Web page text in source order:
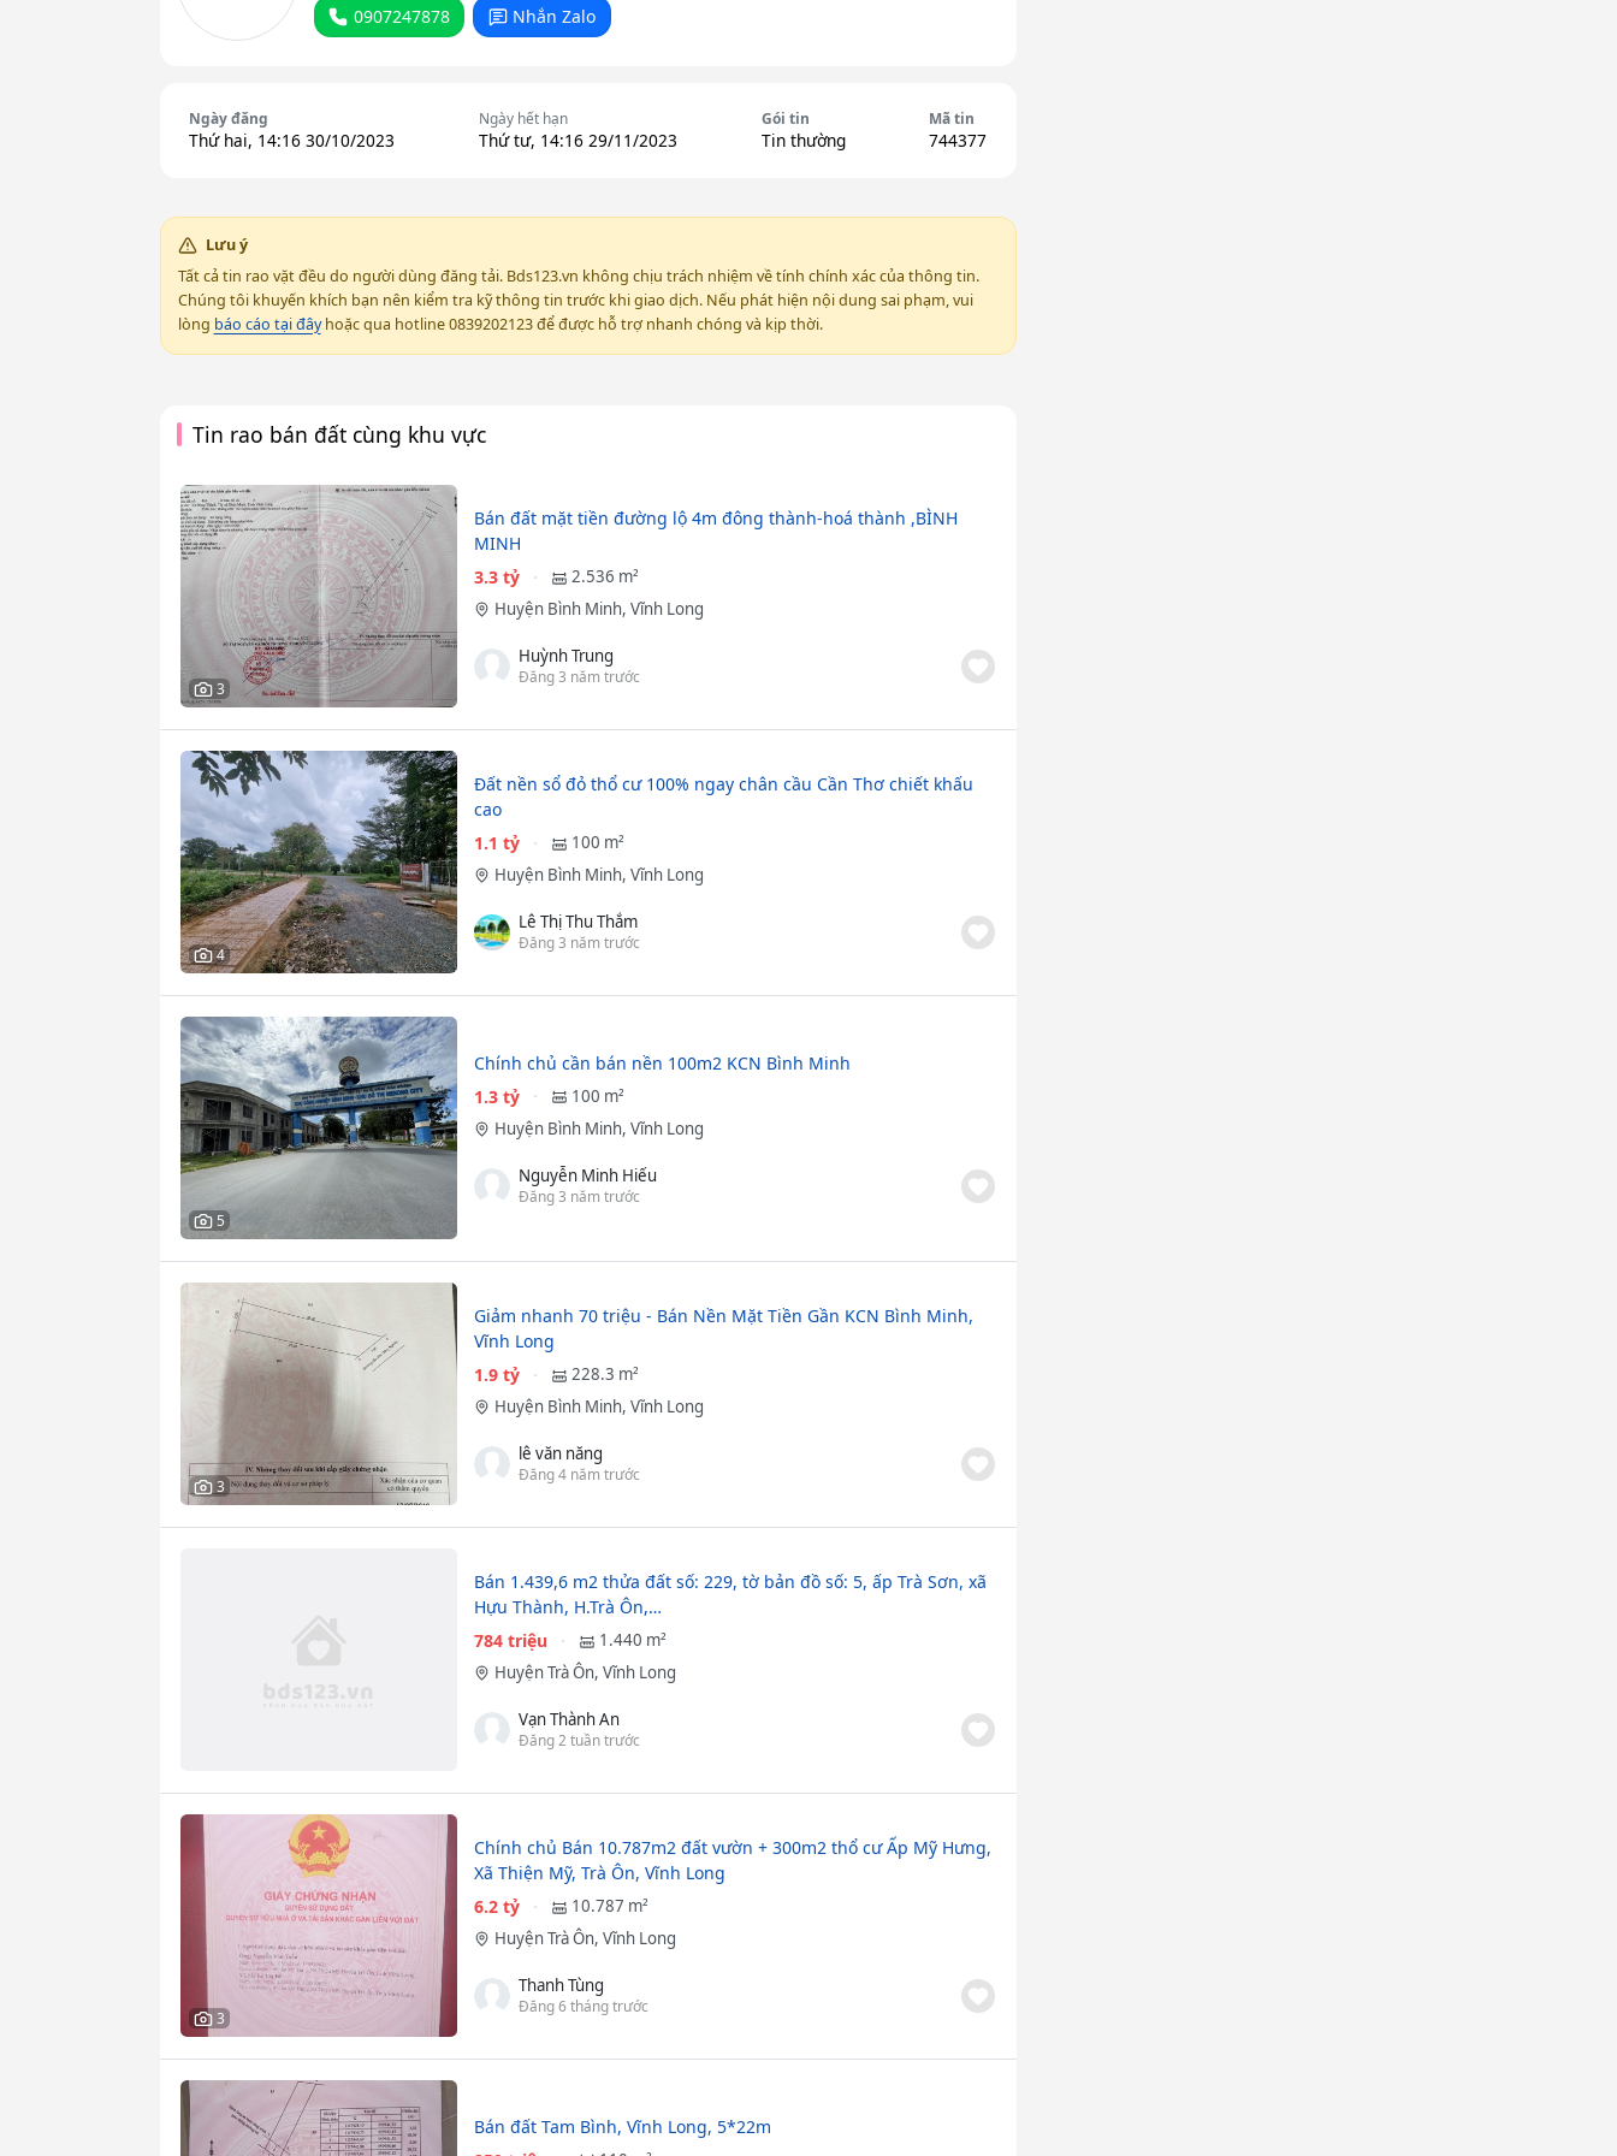
0907247878 Nhắn Zalo
Ngày đăng
Thứ hai, 14:16 30/10/2023
Ngày hết hạn
Thứ tư, 14:16 29/11/2023
Gói tin
Tin thường
Mã tin
744377
Lưu ý
Tất cả tin rao vặt đều do người dùng đăng tải. Bds123.vn không chịu trách nhiệm về tính chính xác của thông tin.
Chúng tôi khuyến khích bạn nên kiểm tra kỹ thông tin trước khi giao dịch. Nếu phát hiện nội dung sai phạm, vui
lòng báo cáo tại đâyhoặc qua hotline 0839202123 để được hỗ trợ nhanh chóng và kịp thời.
Tin rao bán đất cùng khu vực
3
Bán đất mặt tiền đường lộ 4m đông thành-hoá thành ,BÌNH
MINH
3.3 tỷ
2.536 m²
Huyện Bình Minh, Vĩnh Long
Huỳnh Trung
Đăng 3 năm trước
4
Đất nền sổ đỏ thổ cư 100% ngay chân cầu Cần Thơ chiết khấu
cao
1.1 tỷ
100 m²
Huyện Bình Minh, Vĩnh Long
Lê Thị Thu Thắm
Đăng 3 năm trước
5
Chính chủ cần bán nền 100m2 KCN Bình Minh
1.3 tỷ
100 m²
Huyện Bình Minh, Vĩnh Long
Nguyễn Minh Hiếu
Đăng 3 năm trước
3
Giảm nhanh 70 triệu - Bán Nền Mặt Tiền Gần KCN Bình Minh,
Vĩnh Long
1.9 tỷ
228.3 m²
Huyện Bình Minh, Vĩnh Long
lê văn năng
Đăng 4 năm trước
Bán 1.439,6 m2 thửa đất số: 229, tờ bản đồ số: 5, ấp Trà Sơn, xã
Hựu Thành, H.Trà Ôn,…
784 triệu
1.440 m²
Huyện Trà Ôn, Vĩnh Long
Vạn Thành An
Đăng 2 tuần trước
3
Chính chủ Bán 10.787m2 đất vườn + 300m2 thổ cư Ấp Mỹ Hưng,
Xã Thiện Mỹ, Trà Ôn, Vĩnh Long
6.2 tỷ
10.787 m²
Huyện Trà Ôn, Vĩnh Long
Thanh Tùng
Đăng 6 tháng trước
Bán đất Tam Bình, Vĩnh Long, 5*22m